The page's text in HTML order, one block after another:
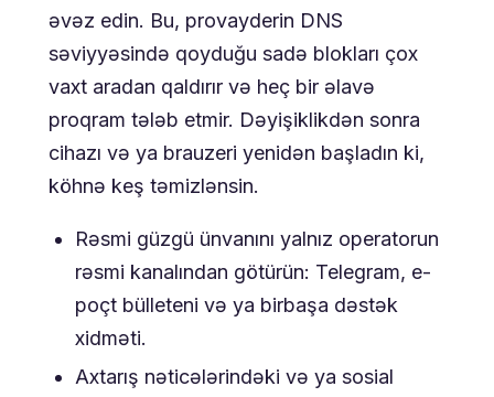
əvəz edin. Bu, provayderin DNS
səviyyəsində qoyduğu sadə blokları çox
vaxt aradan qaldırır və heç bir əlavə
proqram tələb etmir. Dəyişiklikdən sonra
cihazı və ya brauzeri yenidən başladın ki,
köhnə keş təmizlənsin.
Rəsmi güzgü ünvanını yalnız operatorun
rəsmi kanalından götürün: Telegram, e-
poçt bülleteni və ya birbaşa dəstək
xidməti.
Axtarış nəticələrindəki və ya sosial